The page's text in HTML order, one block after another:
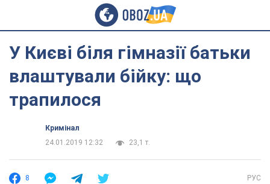
У Києві біля гімназії батьки
влаштували бійку: що
трапилося
Кримінал
24.01.2019 12:32
23,1 т.
8 РУС